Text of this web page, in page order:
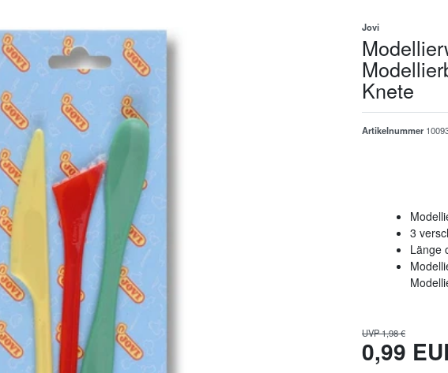
Jovi
Knete
Artikelnummer
3
Länge
UVP 1,98 €
0,99